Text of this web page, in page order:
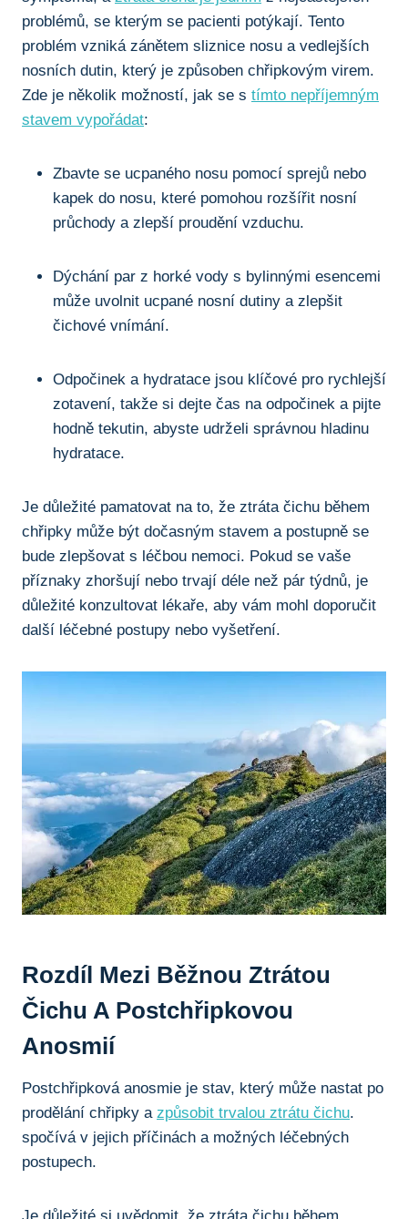
⁢problémů,‍ se ⁤kterým se pacienti potýkají. Tento
problém​ vzniká zánětem​ sliznice nosu a vedlejších
nosních⁤ dutin, který ‍je způsoben chřipkovým virem.
⁤Zde je několik možností,⁢ jak⁤ se‍ s tímto nepříjemným
stavem vypořádat:
Zbavte‌ se ucpaného nosu pomocí sprejů nebo
kapek do nosu, které pomohou ‍rozšířit‍ nosní
průchody a zlepší proudění⁤ vzduchu.
Dýchání par z horké vody s ⁢bylinnými esencemi
může uvolnit ucpané nosní ‌dutiny a‍ zlepšit
čichové vnímání.
Odpočinek ⁢a hydratace ‌jsou klíčové pro rychlejší‍
zotavení, takže si dejte čas na odpočinek⁢ a pijte
hodně tekutin, abyste udrželi správnou hladinu
hydratace.
Je důležité pamatovat⁣ na to,⁤ že ztráta čichu během
chřipky‌ může být dočasným stavem a postupně se⁣
bude zlepšovat ​s ⁢léčbou nemoci. Pokud se vaše⁤
příznaky ‌zhoršují nebo trvají déle než pár týdnů, je
důležité ‍konzultovat lékaře, aby vám​ mohl doporučit
další ‍léčebné postupy nebo⁢ vyšetření.
Rozdíl Mezi Běžnou ​ztrátou
‍čichu A ⁢postchřipkovou
⁣anosmií
Postchřipková ⁤anosmie ⁢je⁣ stav, který může nastat po
prodělání ‌chřipky a způsobit trvalou ztrátu čichu.
⁢spočívá v jejich příčinách a možných léčebných
postupech.
Je důležité si​ uvědomit, že ztráta čichu během